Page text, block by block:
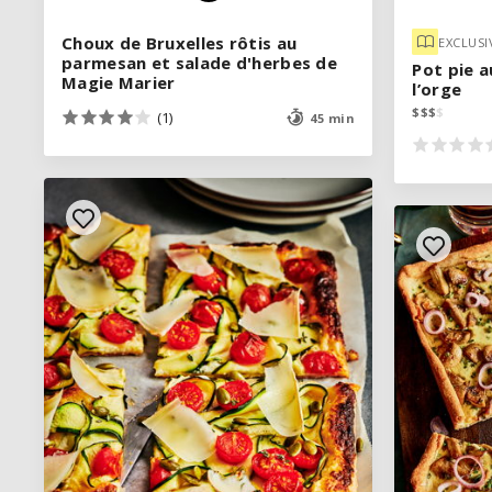
Choux de Bruxelles rôtis au
parmesan et salade d'herbes de
Magie Marier
(1) 45 min
Choux de Bruxelles rôtis au
parmesan et salade d'herbes de
Magie Marier
(1) 45 min
VOIR LA RECETTE
Pot pie
l’orge
$$$$
Pot pie
l’orge
$$$$